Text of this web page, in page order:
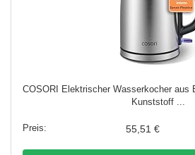
COSORI Elektrischer Wasserkocher aus
Kunststoff ...
55,51 €